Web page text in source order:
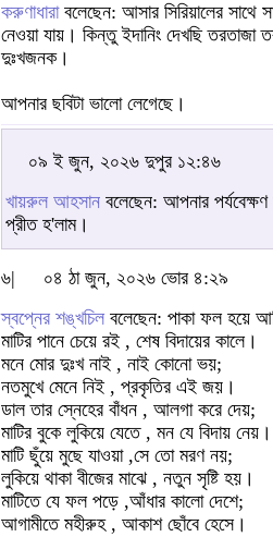
করুণাধারাবলেছেন: আসার সিরিয়ালের সাথে
নেওয়া যায়। কিন্তু ইদানিং দেখছি তরতাজা
দুঃখজনক।
আপনার ছবিটা ভালো লেগেছে।
০৯ ই জুন, ২০২৬ দুপুর ১২:৪৬
খায়রুল আহসান বলেছেন: আপনার
প্রীত হ'লাম।
৬|
০৪ ঠা জুন, ২০২৬ ভোর ৪:২৯
স্বপ্নের শঙ্খচিল বলেছেন: পাকা ফল হয়ে
মাটির পানে চেয়ে রই , শেষ বিদায়ের কালে।
মনে মোর দুঃখ নাই , নাই কোনো ভয়;
নতমুখে মেনে নিই , প্রকৃতির এই জয়।
ডাল তার স্নেহের বাঁধন , আলগা করে দেয়;
মাটির বুকে লুকিয়ে যেতে , মন যে বিদায় নেয়।
মাটি ছুঁয়ে মুছে যাওয়া ,সে তো মরণ নয়;
লুকিয়ে থাকা বীজের মাঝে , নতুন সৃষ্টি হয়।
মাটিতে যে ফল পড়ে ,আঁধার কালো দেশে;
আগামীতে মহীরুহ , আকাশ ছোঁবে হেসে।